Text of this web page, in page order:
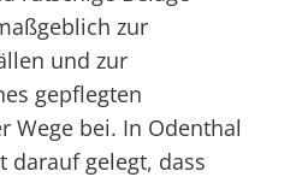
zur
und zur
gepflegten
Wege bei. In Odenthal
darauf gelegt, dass